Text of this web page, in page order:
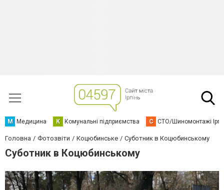
М Медицина К Комунальні підприємства С СТО/Шиномонтажі
Головна Фотозвіти Коцюбинське Суботник в Коцюбинському
Суботник в Коцюбинському